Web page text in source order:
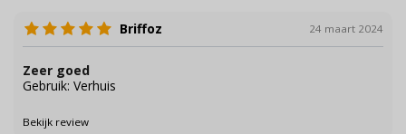
Briffoz 24 maart 2024
Zeer goed
Gebruik: Verhuis
Bekijk review